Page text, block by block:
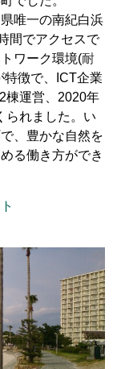
唯一の南紀白浜
間でアクセスで
ワーク環境(耐
特徴で、 ICT企業
2棟運営、 2020年
られました。い
、豊かな自然を
る働き方ができ